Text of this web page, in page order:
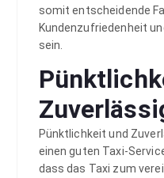
somit entscheidende
Kundenzufriedenheit
sein.
Pünktlichkeit und
einen guten Taxi-
dass das Taxi zum